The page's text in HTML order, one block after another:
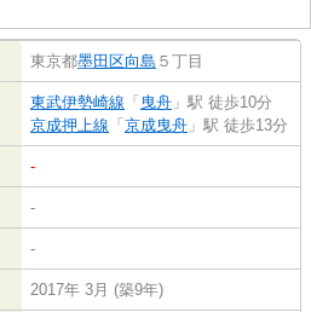
東京都墨田区向島 ５丁目
東武伊勢崎線 「 曳舟 」駅 徒歩10分
京成押上線 「 京成曳舟 」駅 徒歩13分
-
-
-
2017年 3月 (築9年)